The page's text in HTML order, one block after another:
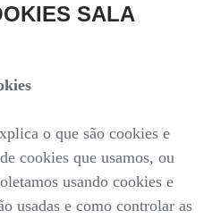
SALA
o que são cookies e
cookies que usamos, ou
usando cookies e
usadas e como controlar as